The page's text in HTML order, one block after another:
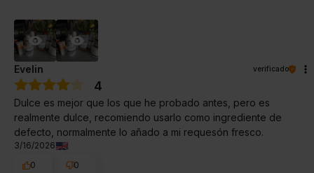
Evelin verificado
4
Dulce es mejor que los que he probado antes, pero es
realmente dulce, recomiendo usarlo como ingrediente de
defecto, normalmente lo añado a mi requesón fresco.
3/16/2026
0
0